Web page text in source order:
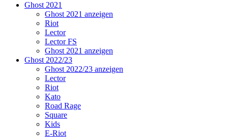
Ghost 2021
Ghost 2021 anzeigen
Riot
Lector
Lector FS
Ghost 2021 anzeigen
Ghost 2022/23
Ghost 2022/23 anzeigen
Lector
Riot
Kato
Road Rage
Square
Kids
E-Riot